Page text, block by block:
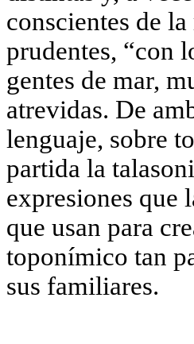
conscientes de
prudentes, “con
gentes de mar,
atrevidas. De
lenguaje, sobre
partida la
expresiones que
que usan para
toponímico tan
sus familiares.